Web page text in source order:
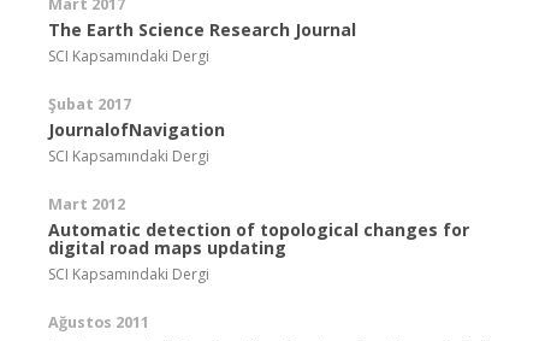
Mart 2017
The Earth Science Research Journal
SCI Kapsamındaki Dergi
Şubat 2017
JournalofNavigation
SCI Kapsamındaki Dergi
Mart 2012
Automatic detection of topological changes for
digital road maps updating
SCI Kapsamındaki Dergi
Ağustos 2011